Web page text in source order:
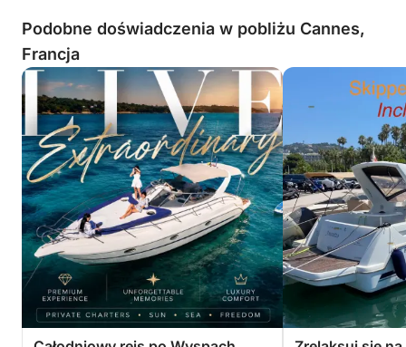
Podobne doświadczenia w pobliżu Cannes,
Francja